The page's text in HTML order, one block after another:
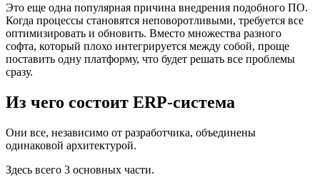
Это еще одна популярная причина внедрения подобного ПО.
Когда процессы становятся неповоротливыми, требуется все
оптимизировать и обновить. Вместо множества разного
софта, который плохо интегрируется между собой, проще
поставить одну платформу, что будет решать все проблемы
сразу.
Из чего состоит ERP-система
Они все, независимо от разработчика, объединены
одинаковой архитектурой.
Здесь всего 3 основных части.